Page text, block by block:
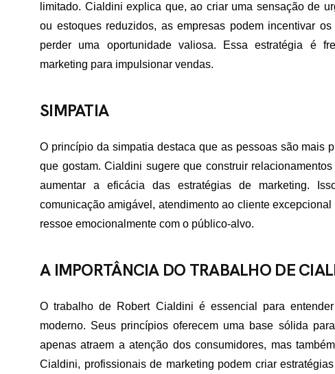
limitado. Cialdini explica que, ao criar uma sensação de
ou estoques reduzidos, as empresas podem incentivar
perder uma oportunidade valiosa. Essa estratégia é
marketing para impulsionar vendas.
SIMPATIA
O princípio da simpatia destaca que as pessoas são mais
que gostam. Cialdini sugere que construir
aumentar a eficácia das estratégias de marketing.
comunicação amigável, atendimento ao cliente
ressoe emocionalmente com o público-alvo.
A IMPORTÂNCIA DO TRABALHO DE
O trabalho de Robert Cialdini é essencial para
moderno. Seus princípios oferecem uma base sólida
apenas atraem a atenção dos consumidores, mas
Cialdini, profissionais de marketing podem criar